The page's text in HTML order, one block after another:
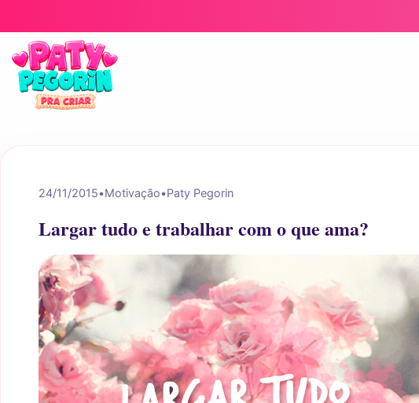
24/11/2015•Motivação•Paty Pegorin
Largar tudo e trabalhar com o que ama?